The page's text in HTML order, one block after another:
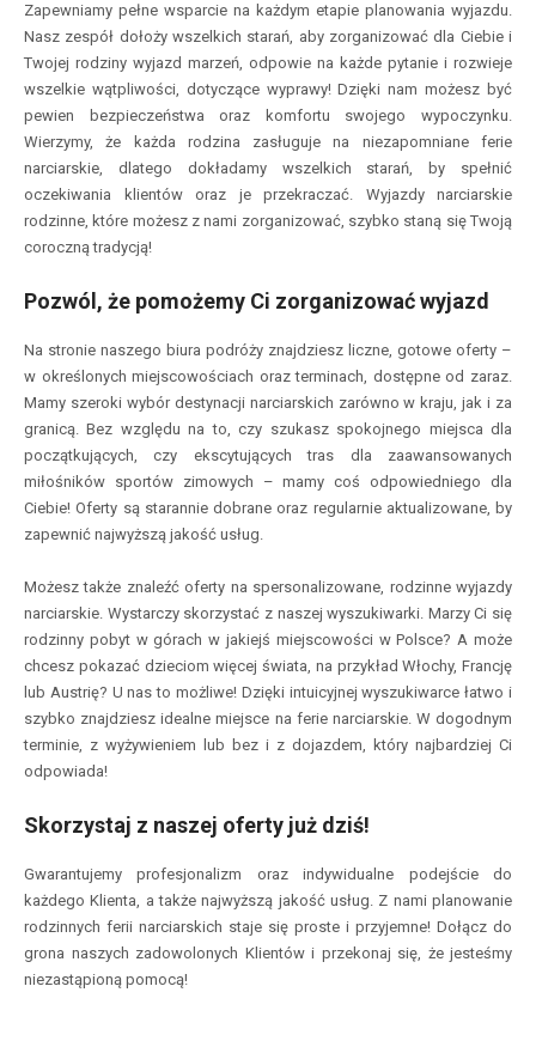
Zapewniamy pełne wsparcie na każdym etapie planowania wyjazdu.
Nasz zespół dołoży wszelkich starań, aby zorganizować dla Ciebie i
Twojej rodziny wyjazd marzeń, odpowie na każde pytanie i rozwieje
wszelkie wątpliwości, dotyczące wyprawy! Dzięki nam możesz być
pewien bezpieczeństwa oraz komfortu swojego wypoczynku.
Wierzymy, że każda rodzina zasługuje na niezapomniane ferie
narciarskie, dlatego dokładamy wszelkich starań, by spełnić
oczekiwania klientów oraz je przekraczać. Wyjazdy narciarskie
rodzinne, które możesz z nami zorganizować, szybko staną się Twoją
coroczną tradycją!
Pozwól, że pomożemy Ci zorganizować wyjazd
Na stronie naszego biura podróży znajdziesz liczne, gotowe oferty –
w określonych miejscowościach oraz terminach, dostępne od zaraz.
Mamy szeroki wybór destynacji narciarskich zarówno w kraju, jak i za
granicą. Bez względu na to, czy szukasz spokojnego miejsca dla
początkujących, czy ekscytujących tras dla zaawansowanych
miłośników sportów zimowych – mamy coś odpowiedniego dla
Ciebie! Oferty są starannie dobrane oraz regularnie aktualizowane, by
zapewnić najwyższą jakość usług.
Możesz także znaleźć oferty na spersonalizowane, rodzinne wyjazdy
narciarskie. Wystarczy skorzystać z naszej wyszukiwarki. Marzy Ci się
rodzinny pobyt w górach w jakiejś miejscowości w Polsce? A może
chcesz pokazać dzieciom więcej świata, na przykład Włochy, Francję
lub Austrię? U nas to możliwe! Dzięki intuicyjnej wyszukiwarce łatwo i
szybko znajdziesz idealne miejsce na ferie narciarskie. W dogodnym
terminie, z wyżywieniem lub bez i z dojazdem, który najbardziej Ci
odpowiada!
Skorzystaj z naszej oferty już dziś!
Gwarantujemy profesjonalizm oraz indywidualne podejście do
każdego Klienta, a także najwyższą jakość usług. Z nami planowanie
rodzinnych ferii narciarskich staje się proste i przyjemne! Dołącz do
grona naszych zadowolonych Klientów i przekonaj się, że jesteśmy
niezastąpioną pomocą!